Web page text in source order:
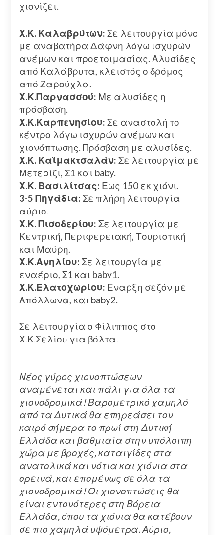
χιονίζει.
Χ.Κ. Καλαβρύτων: Σε λειτουργία μόνο
με αναβατήρα Δάφνη λόγω ισχυρών
ανέμων και προετοιμασίας. Αλυσίδες
από Καλάβρυτα, κλειστός ο δρόμος
από Ζαρούχλα.
Χ.Κ.Παρνασσού: Με αλυσίδες η
πρόσβαση.
Χ.Κ.Καρπενησίου: Σε αναστολή το
κέντρο λόγω ισχυρών ανέμων και
χιονόπτωσης. Πρόσβαση με αλυσίδες.
Χ.Κ. Καϊμακτσαλάν: Σε λειτουργία με
Μετερίζι, Σ1 και baby.
Χ.Κ. Βασιλίτσας: Εως 150 εκ χιόνι.
3-5 Πηγάδια: Σε πλήρη λειτουργία
αύριο.
Χ.Κ. Πισοδερίου: Σε λειτουργία με
Κεντρική, Περιφερειακή, Τουριστική
και Μαύρη.
Χ.Κ.Ανηλίου: Σε λειτουργία με
εναέριο, Σ1 και baby1.
Χ.Κ.Ελατοχωρίου: Εναρξη σεζόν με
Απόλλωνα, και baby2.
Σε λειτουργία ο Φίλιππος στο
Χ.Κ.Σελίου για βόλτα.
Νέος γύρος χιονοπτώσεων
αναμένεται και πάλι για όλα τα
χιονοδρομικά! Βαρομετρικό χαμηλό
από τα Δυτικά θα επηρεάσει τον
καιρό σήμερα το πρωί στη Δυτική
Ελλάδα και βαθμιαία στην υπόλοιπη
χώρα με βροχές, καταιγίδες στα
ανατολικά και νότια και χιόνια στα
ορεινά, και επομένως σε όλα τα
χιονοδρομικά! Οι χιονοπτώσεις θα
είναι εντονότερες στη Βόρεια
Ελλάδα, όπου τα χιόνια θα κατέβουν
σε πιο χαμηλά υψόμετρα. Αύριο,